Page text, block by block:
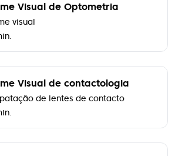
Visual de Optometria
visual
Visual de contactologia
de lentes de contacto